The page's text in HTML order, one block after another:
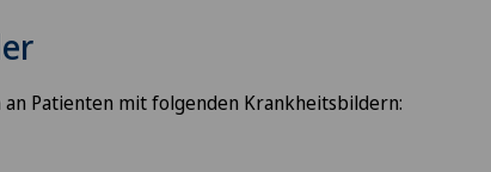
Patienten mit folgenden Krankheitsbildern: